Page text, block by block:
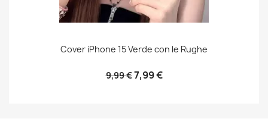
Cover iPhone 15 Verde con le Rughe
9,99 €7,99 €